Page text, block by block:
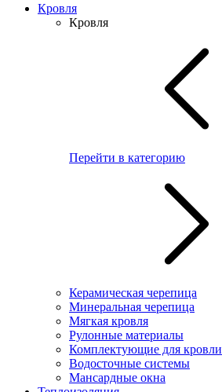
Кровля
Кровля
Перейти в категорию
Керамическая черепица
Минеральная черепица
Мягкая кровля
Рулонные материалы
Комплектующие для кровли
Водосточные системы
Мансардные окна